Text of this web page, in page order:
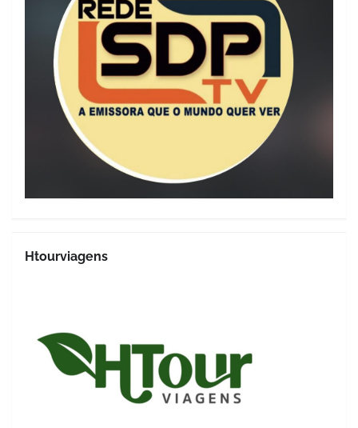
Htourviagens